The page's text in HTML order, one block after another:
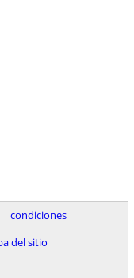
condiciones
del sitio